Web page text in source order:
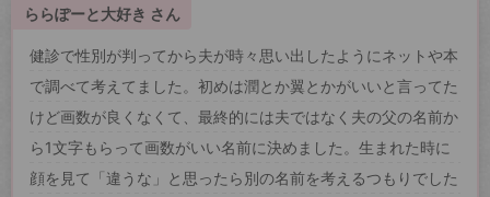
ららぽーと大好き さん
健診で性別が判ってから夫が時々思い出したようにネットや本
で調べて考えてました。初めは潤とか翼とかがいいと言ってた
けど画数が良くなくて、最終的には夫ではなく夫の父の名前か
ら1文字もらって画数がいい名前に決めました。生まれた時に
顔を見て「違うな」と思ったら別の名前を考えるつもりでした